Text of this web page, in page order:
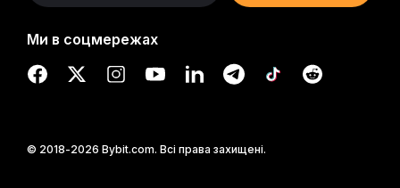
Ми в соцмережах
© 2018-2026 Bybit.com. Всі права захищені.